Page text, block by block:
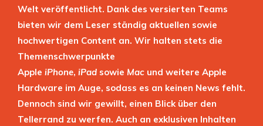
Welt veröffentlicht. Dank des versierten Teams
bieten wir dem Leser ständig aktuellen sowie
hochwertigen Content an. Wir halten stets die
Themenschwerpunkte
Apple iPhone, iPad sowie Mac und weitere Apple
Hardware im Auge, sodass es an keinen News fehlt.
Dennoch sind wir gewillt, einen Blick über den
Tellerrand zu werfen. Auch an exklusiven Inhalten